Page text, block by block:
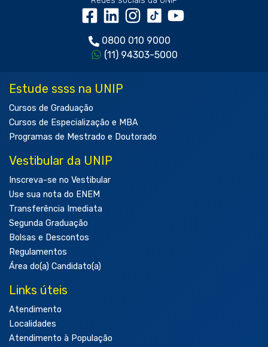
0800 010 9000
(11) 94303-5000
Estude ssss na UNIP
Cursos de Graduação
Cursos de Especialização e MBA
Programas de Mestrado e Doutorado
Vestibular da UNIP
Inscreva-se no Vestibular
Use sua nota do ENEM
Transferência Imediata
Segunda Graduação
Bolsas e Descontos
Regulamentos
Área do(a) Candidato(a)
Links úteis
Atendimento
Localidades
Atendimento à População